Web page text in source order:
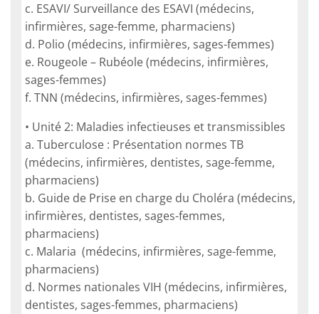
c. ESAVI/ Surveillance des ESAVI (médecins,
infirmières, sage-femme, pharmaciens)
d. Polio (médecins, infirmières, sages-femmes)
e. Rougeole – Rubéole (médecins, infirmières,
sages-femmes)
f. TNN (médecins, infirmières, sages-femmes)
• Unité 2: Maladies infectieuses et transmissibles
a. Tuberculose : Présentation normes TB
(médecins, infirmières, dentistes, sage-femme,
pharmaciens)
b. Guide de Prise en charge du Choléra (médecins,
infirmières, dentistes, sages-femmes,
pharmaciens)
c. Malaria (médecins, infirmières, sage-femme,
pharmaciens)
d. Normes nationales VIH (médecins, infirmières,
dentistes, sages-femmes, pharmaciens)